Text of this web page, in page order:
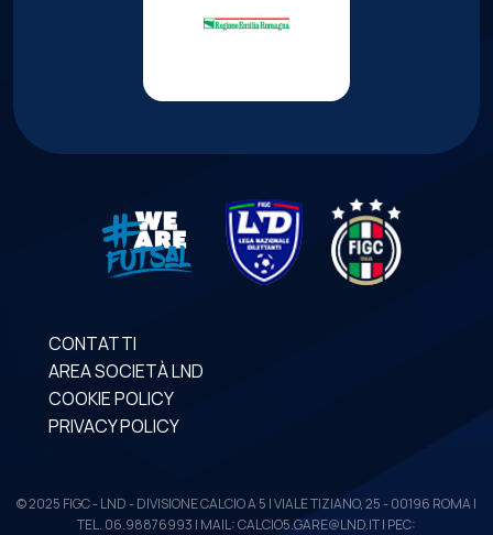
CONTATTI
AREA SOCIETÀ LND
COOKIE POLICY
PRIVACY POLICY
© 2025 FIGC - LND - DIVISIONE CALCIO A 5 | VIALE TIZIANO, 25 - 00196 ROMA |
TEL. 06.98876993 | MAIL: CALCIO5.GARE@LND.IT | PEC: